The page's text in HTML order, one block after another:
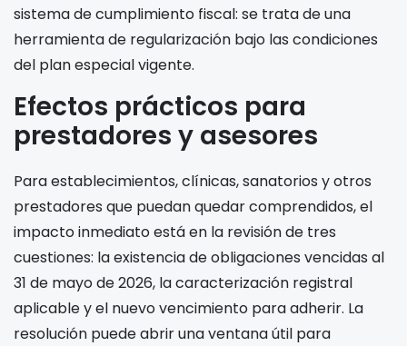
sistema de cumplimiento fiscal: se trata de una
herramienta de regularización bajo las condiciones
del plan especial vigente.
Efectos prácticos para
prestadores y asesores
Para establecimientos, clínicas, sanatorios y otros
prestadores que puedan quedar comprendidos, el
impacto inmediato está en la revisión de tres
cuestiones: la existencia de obligaciones vencidas al
31 de mayo de 2026, la caracterización registral
aplicable y el nuevo vencimiento para adherir. La
resolución puede abrir una ventana útil para